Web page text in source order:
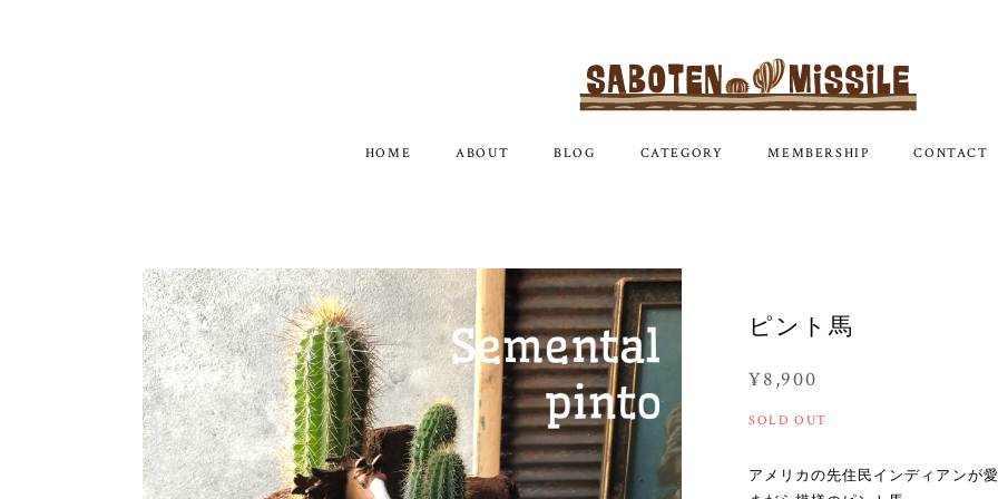
HOME ABOUT BLOG CATEGORY MEMBERSHIP CONTACT
ピント馬
¥8,900
SOLD OUT
アメリカの先住民インディアンが